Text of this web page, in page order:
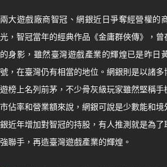
兩大遊戲廠商智冠、網銀近日爭奪經營權的
光，智冠當年的經典作品《金庸群俠傳》，
的身影，雖然臺灣遊戲產業的輝煌已是昨日
號，在臺灣仍有相當的地位。網銀則是以諸
遊榜上名列前茅，不少骨灰級玩家雖然堅稱
市佔率和營業額來說，網銀可說是少數能和
銀近年增加對智冠的持股，有人推測就是為
強聯手，再造臺灣遊戲產業的輝煌。